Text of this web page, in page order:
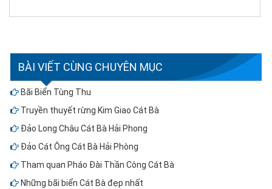
BÀI VIẾT CÙNG CHUYÊN MỤC
Bãi Biển Tùng Thu
Truyền thuyết rừng Kim Giao Cát Bà
Đảo Long Châu Cát Bà Hải Phong
Đảo Cát Ông Cát Bà Hải Phòng
Tham quan Pháo Đài Thần Công Cát Bà
Những bãi biển Cát Bà đẹp nhất